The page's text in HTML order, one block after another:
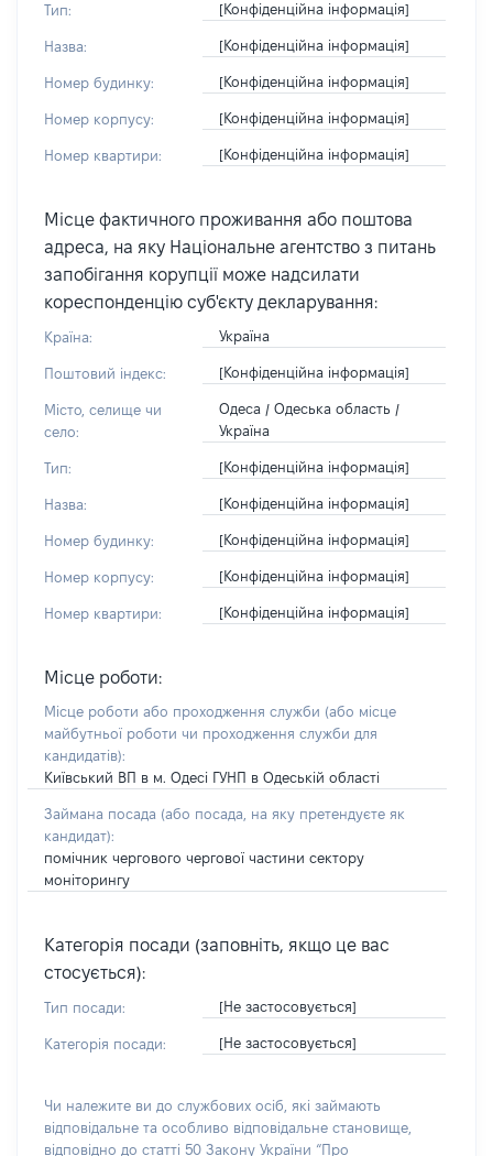
Тип: [Конфіденційна інформація]
Назва: [Конфіденційна інформація]
Номер будинку: [Конфіденційна інформація]
Номер корпусу: [Конфіденційна інформація]
Номер квартири: [Конфіденційна інформація]
Місце фактичного проживання або поштова
адреса, на яку Національне агентство з питань
запобігання корупції може надсилати
кореспонденцію суб'єкту декларування:
Країна: Україна
Поштовий індекс: [Конфіденційна інформація]
Місто, селище чи
село:
Одеса / Одеська область /
Україна
Тип: [Конфіденційна інформація]
Назва: [Конфіденційна інформація]
Номер будинку: [Конфіденційна інформація]
Номер корпусу: [Конфіденційна інформація]
Номер квартири: [Конфіденційна інформація]
Місце роботи:
Місце роботи або проходження служби (або місце
майбутньої роботи чи проходження служби для
кандидатів):
Київський ВП в м. Одесі ГУНП в Одеській області
Займана посада (або посада, на яку претендуєте як
кандидат):
помічник чергового чергової частини сектору
моніторингу
Категорія посади (заповніть, якщо це вас
стосується):
Тип посади: [Не застосовується]
Категорія посади: [Не застосовується]
Чи належите ви до службових осіб, які займають
відповідальне та особливо відповідальне становище,
відповідно до статті 50 Закону України “Про